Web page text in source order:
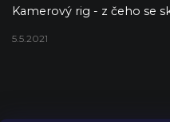
Kamerový rig - z čeho se
5.5.2021